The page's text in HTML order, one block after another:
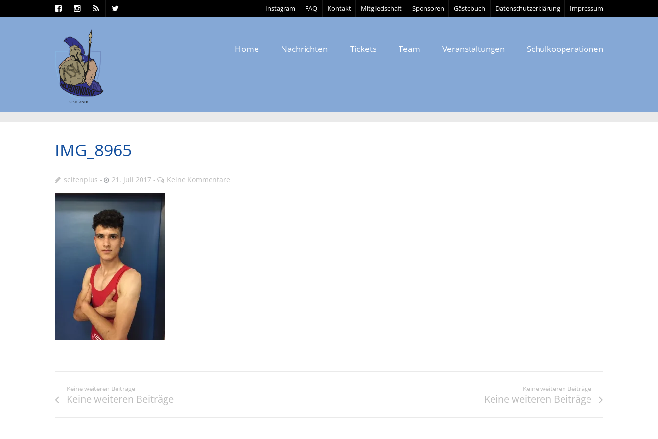
Instagram FAQ Kontakt Mitgliedschaft Sponsoren Gästebuch Datenschutzerklärung Impressum
Home Nachrichten Tickets Team Veranstaltungen Schulkooperationen
IMG_8965
seitenplus 21. Juli 2017 Keine Kommentare
Keine weiteren Beiträge
Keine weiteren Beiträge
Keine weiteren Beiträge
Keine weiteren Beiträge